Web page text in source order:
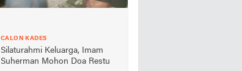
CALON KADES
Silaturahmi Keluarga, Imam
Suherman Mohon Doa Restu